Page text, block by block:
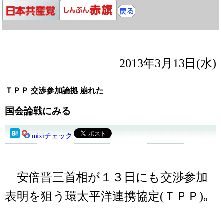
2013年3月13日(水)
ＴＰＰ 交渉参加論拠 崩れた
国会論戦にみる
mixiチェック
安倍晋三首相が１３日にも交渉参加
表明を狙う環太平洋連携協定(ＴＰＰ)｡